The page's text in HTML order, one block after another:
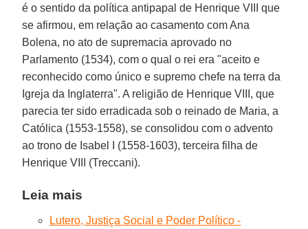
é o sentido da política antipapal de Henrique VIII que
se afirmou, em relação ao casamento com Ana
Bolena, no ato de supremacia aprovado no
Parlamento (1534), com o qual o rei era "aceito e
reconhecido como único e supremo chefe na terra da
Igreja da Inglaterra". A religião de Henrique VIII, que
parecia ter sido erradicada sob o reinado de Maria, a
Católica (1553-1558), se consolidou com o advento
ao trono de Isabel I (1558-1603), terceira filha de
Henrique VIII (Treccani).
Leia mais
Lutero, Justiça Social e Poder Político -